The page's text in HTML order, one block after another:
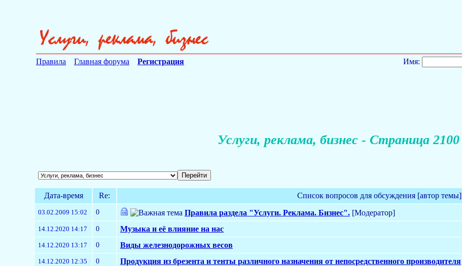
Правила Главная форума Регистрация Имя:
Услуги, реклама, бизнес - Страница 2100
Дата-время Re: Список вопросов для обсуждения [автор темы]
03.02.2009 15:02 0 Правила раздела "Услуги. Реклама. Бизнес". [Модератор]
14.12.2020 14:17 0 Музыка и её влияние на нас
14.12.2020 13:17 0 Виды железнодорожных весов
14.12.2020 12:35 0 Продукция из брезента и тенты различного назначения от непосредственного производителя